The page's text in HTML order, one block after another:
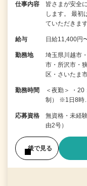
仕事内容
皆さまが安全
します。 最初
ていただきま
給与 日給11,400円
勤務地
埼玉県川越市
市・所沢市・
区・さいたま
勤務時間
＜夜勤＞ ・
制） ※1日8
応募資格
無資格・未経
由2号）
後で見る